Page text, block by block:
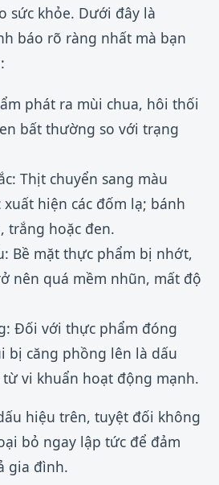
sức khỏe. Dưới đây là
báo rõ ràng nhất mà bạn
phát ra mùi chua, hôi thối
bất thường so với trạng
Thịt chuyển sang màu
hiện các đốm lạ; bánh
trắng hoặc đen.
Bề mặt thực phẩm bị nhớt,
nên quá mềm nhũn, mất độ
Đối với thực phẩm đóng
bị căng phồng lên là dấu
vi khuẩn hoạt động mạnh.
hiệu trên, tuyệt đối không
bỏ ngay lập tức để đảm
gia đình.